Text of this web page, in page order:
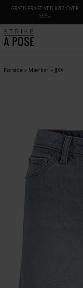
GRATIS FRAGT VED KØB OVER
599,-
Forside» Mærker » JJXX